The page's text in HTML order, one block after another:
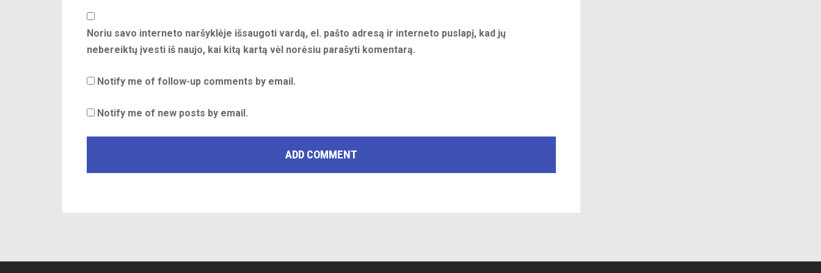
Noriu savo interneto naršyklėje išsaugoti vardą, el. pašto adresą ir interneto puslapį, kad jų
nebereiktų įvesti iš naujo, kai kitą kartą vėl norėsiu parašyti komentarą.
Notify me of follow-up comments by email.
Notify me of new posts by email.